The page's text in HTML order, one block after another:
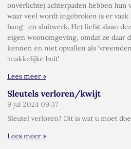
onverlichte) achterpaden hebben hun
waar veel wordt ingebroken is er vaak
hang- en sluitwerk. Het liefst slaan
eigen woonomgeving, omdat ze daar
kennen en niet opvallen als
‘makkelijke buit’
Lees meer »
Sleutels verloren/kwijt
9 jul 2024 09:37
Sleutel verloren? Dit is wat u moet
Lees meer »